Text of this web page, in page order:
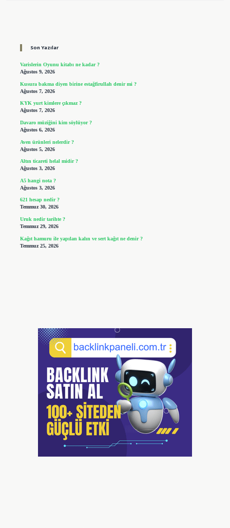
Son Yazılar
Varislerin Oyunu kitabı ne kadar ?
Ağustos 9, 2026
Kusura bakma diyen birine estağfirullah denir mi ?
Ağustos 7, 2026
KYK yurt kimlere çıkmaz ?
Ağustos 7, 2026
Davaro müziğini kim söylüyor ?
Ağustos 6, 2026
Aven ürünleri nelerdir ?
Ağustos 5, 2026
Altın ticareti helal midir ?
Ağustos 3, 2026
A5 hangi nota ?
Ağustos 3, 2026
621 hesap nedir ?
Temmuz 30, 2026
Uruk nedir tarihte ?
Temmuz 29, 2026
Kağıt hamuru ile yapılan kalın ve sert kağıt ne denir ?
Temmuz 25, 2026